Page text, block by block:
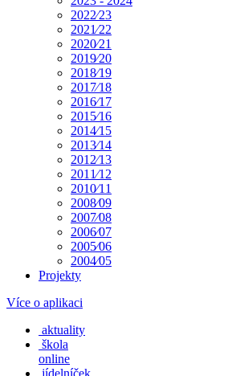
2022⁄23
2021⁄22
2020⁄21
2019⁄20
2018⁄19
2017⁄18
2016⁄17
2015⁄16
2014⁄15
2013⁄14
2012⁄13
2011⁄12
2010⁄11
2008⁄09
2007⁄08
2006⁄07
2005⁄06
2004⁄05
Projekty
Více o aplikaci
aktuality
škola
online
jídelníček